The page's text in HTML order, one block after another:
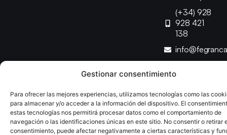
Gestionar consentimiento
Para ofrecer las mejores experiencias, utilizamos tecnologías como las
para almacenar y/o acceder a la información del dispositivo. El
estas tecnologías nos permitirá procesar datos como el comportamiento de
navegación o las identificaciones únicas en este sitio. No consentir o retirar
consentimiento, puede afectar negativamente a ciertas características y
(+34) 928
928 421
138
Desarrollado porTOOOLS
Aviso LegalPolítica de CookiesPolítica de Privacidad
Declaración de AccesibilidadPolítica de Ventas